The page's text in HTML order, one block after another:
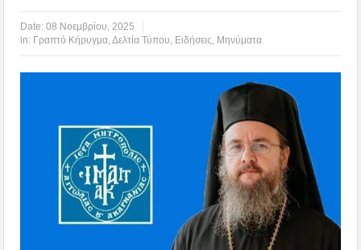
Date:08 Νοεμβρίου, 2025
in: Γραπτό Κήρυγμα ,Δελτία Τύπου Ειδήσεις Μηνύματα